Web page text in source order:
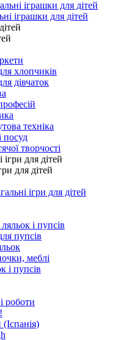
іграшки для дітей
хлопчиків
дівчаток
техніка
посуд
творчості
для дітей
ігри для дітей
і пупсів
пупсів
меблі
і пупсів
роботи